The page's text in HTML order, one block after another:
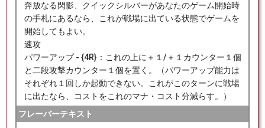
奔放なる閃影、クイックシルバーがあなたのゲーム開始時
の手札にあるなら、これが戦場に出ている状態でゲームを
開始してもよい。
速攻
パワーアップ - {4R}：これの上に＋１/＋１カウンター１個
と二段攻撃カウンター１個を置く。（パワーアップ能力は
それぞれ１回しか起動できない。これがこのターンに戦場
に出たなら、コストをこれのマナ・コスト分減らす。）
フレーバーテキスト